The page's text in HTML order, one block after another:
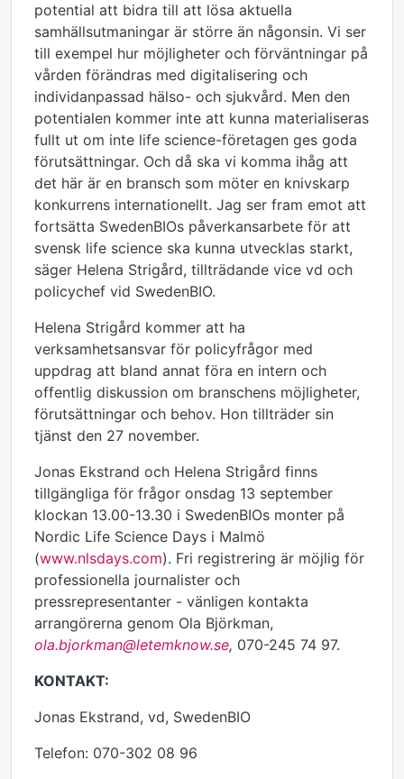
potential att bidra till att lösa aktuella
samhällsutmaningar är större än någonsin. Vi ser
till exempel hur möjligheter och förväntningar på
vården förändras med digitalisering och
individanpassad hälso- och sjukvård. Men den
potentialen kommer inte att kunna materialiseras
fullt ut om inte life science-företagen ges goda
förutsättningar. Och då ska vi komma ihåg att
det här är en bransch som möter en knivskarp
konkurrens internationellt. Jag ser fram emot att
fortsätta SwedenBIOs påverkansarbete för att
svensk life science ska kunna utvecklas starkt,
säger Helena Strigård, tillträdande vice vd och
policychef vid SwedenBIO.
Helena Strigård kommer att ha
verksamhetsansvar för policyfrågor med
uppdrag att bland annat föra en intern och
offentlig diskussion om branschens möjligheter,
förutsättningar och behov. Hon tillträder sin
tjänst den 27 november.
Jonas Ekstrand och Helena Strigård finns
tillgängliga för frågor onsdag 13 september
klockan 13.00-13.30 i SwedenBIOs monter på
Nordic Life Science Days i Malmö
(www.nlsdays.com). Fri registrering är möjlig för
professionella journalister och
pressrepresentanter - vänligen kontakta
arrangörerna genom Ola Björkman,
ola.bjorkman@letemknow.se, 070-245 74 97.
KONTAKT:
Jonas Ekstrand, vd, SwedenBIO
Telefon: 070-302 08 96